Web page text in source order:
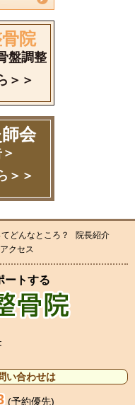
院
盤調整
＞＞
会
＞＞
どんなところ？
院長紹介
アクセス
ートする
い合わせは
(予約優先)